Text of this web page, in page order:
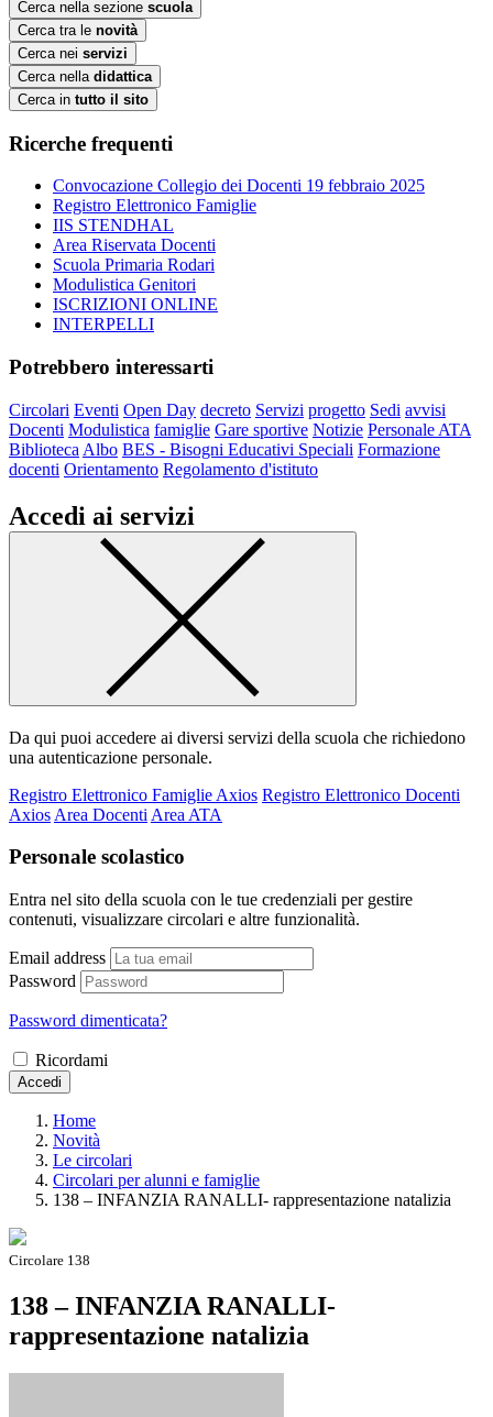
Cerca nella sezione scuola
Cerca tra le novità
Cerca nei servizi
Cerca nella didattica
Cerca in tutto il sito
Ricerche frequenti
Convocazione Collegio dei Docenti 19 febbraio 2025
Registro Elettronico Famiglie
IIS STENDHAL
Area Riservata Docenti
Scuola Primaria Rodari
Modulistica Genitori
ISCRIZIONI ONLINE
INTERPELLI
Potrebbero interessarti
Circolari Eventi Open Day decreto Servizi progetto Sedi avvisi
Docenti Modulistica famiglie Gare sportive Notizie Personale ATA
Biblioteca Albo BES - Bisogni Educativi Speciali Formazione
docenti Orientamento Regolamento d'istituto
Accedi ai servizi
Da qui puoi accedere ai diversi servizi della scuola che richiedono
una autenticazione personale.
Registro Elettronico Famiglie Axios Registro Elettronico Docenti
Axios Area Docenti Area ATA
Personale scolastico
Entra nel sito della scuola con le tue credenziali per gestire
contenuti, visualizzare circolari e altre funzionalità.
Email address
Password
Password dimenticata?
Ricordami
Accedi
Home
Novità
Le circolari
Circolari per alunni e famiglie
138 – INFANZIA RANALLI- rappresentazione natalizia
Circolare 138
138 – INFANZIA RANALLI-
rappresentazione natalizia